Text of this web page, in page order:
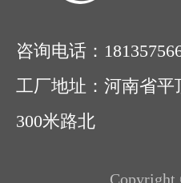
咨询电话：
工厂地址：河南省
300米路北